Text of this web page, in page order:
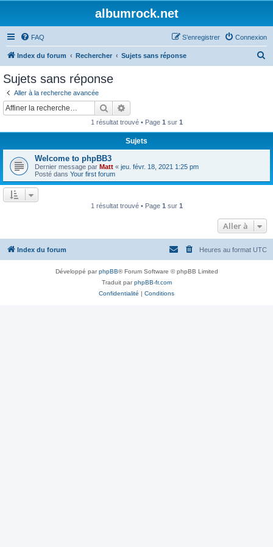
albumrock.net
FAQ Connexion
S’enregistrer
Index du forum Rechercher Sujets sans réponse
r
Sujets sans réponse
Aller à la recherche avancée
Rechercher
1 résultat trouvé • Page 1 sur 1
Sujets
Welcome to phpBB3
Dernier message par Matt « jeu. févr. 18, 2021 1:25 pm
Posté dans Your first forum
1 résultat trouvé • Page 1 sur 1
Aller à
Index du forum Heures au format UTC
Développé parphpBB® Forum Software © phpBB Limited
Traduit parphpBB-fr.com
Confidentialité | Conditions